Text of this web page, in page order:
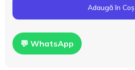
Adaugă în Coș
💬 WhatsApp